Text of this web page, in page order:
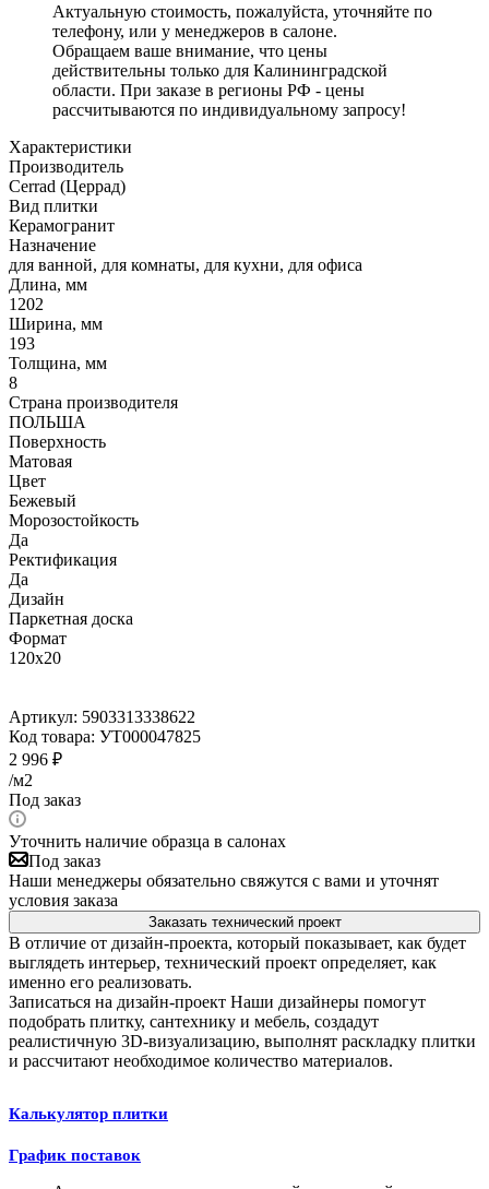
Актуальную стоимость, пожалуйста, уточняйте по
телефону, или у менеджеров в салоне.
Обращаем ваше внимание, что цены
действительны только для Калининградской
области. При заказе в регионы РФ - цены
рассчитываются по индивидуальному запросу!
Характеристики
Производитель
Cerrad (Церрад)
Вид плитки
Керамогранит
Назначение
для ванной, для комнаты, для кухни, для офиса
Длина, мм
1202
Ширина, мм
193
Толщина, мм
8
Страна производителя
ПОЛЬША
Поверхность
Матовая
Цвет
Бежевый
Морозостойкость
Да
Ректификация
Да
Дизайн
Паркетная доска
Формат
120x20
Артикул: 5903313338622
Код товара: УТ000047825
2 996 ₽
/м2
Под заказ
Уточнить наличие образца в салонах
Под заказ
Наши менеджеры обязательно свяжутся с вами и уточнят
условия заказа
Заказать технический проект
В отличие от дизайн-проекта, который показывает, как будет
выглядеть интерьер, технический проект определяет, как
именно его реализовать.
Записаться на дизайн-проект Наши дизайнеры помогут
подобрать плитку, сантехнику и мебель, создадут
реалистичную 3D-визуализацию, выполнят раскладку плитки
и рассчитают необходимое количество материалов.
Калькулятор плитки
График поставок